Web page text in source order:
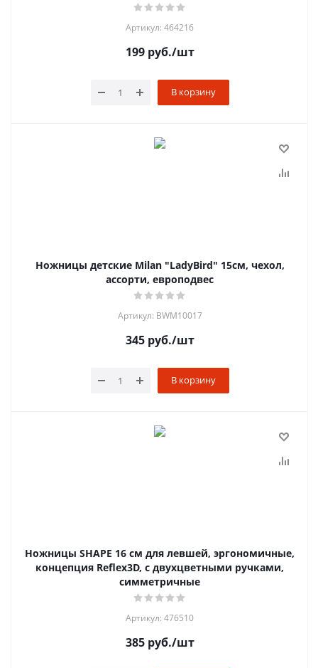
Артикул: 464216
199руб./шт
В корзину
Ножницы детские Milan "LadyBird" 15см, чехол,
ассорти, европодвес
Артикул: BWM10017
345руб./шт
В корзину
Ножницы SHAPE 16 см для левшей, эргономичные,
концепция Reflex3D, с двухцветными ручками,
симметричные
Артикул: 476510
385руб./шт